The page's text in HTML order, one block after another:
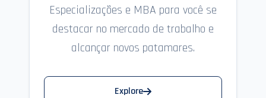
Especializações e MBA para você se
destacar no mercado de trabalho e
alcançar novos patamares.
Explore